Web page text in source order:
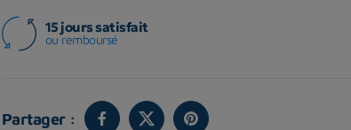
15 jours satisfait
ou remboursé
Partager :